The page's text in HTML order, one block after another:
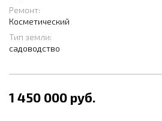
Ремонт:
Косметический
Тип земли:
садоводство
1 450 000 руб.